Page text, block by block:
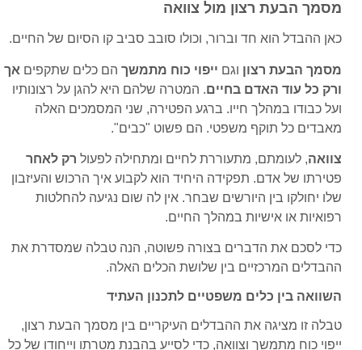
מסמך הבעת רצון מול צוואה
כאן ההבדל הוא חד וברור, וכולו סובב סביב קו הסיום של החיים.
מסמך הבעת רצון וגם ייפוי כוח מתמשך הם כלים שתקפים אך
ורק כל עוד האדם בחיים. המטרה שלהם היא להגן על רצונותיו
ועל כבודו במהלך חייו. ברגע הפטירה, שני המסמכים האלה
מאבדים כל תוקף משפטי. הם פשוט "כבים".
צוואה, לעומתם, מתעוררת לחיים ומתחילה לפעול רק לאחר
פטירתו של אדם. תפקידה היחיד הוא לקבוע איך הרכוש והעיזבון
שלו יחולקו בין היורשים שבחר. אין לה שום נגיעה להחלטות
רפואיות או אישיות במהלך החיים.
כדי לסכם את הדברים בצורה פשוטה, הנה טבלה שמסדרת את
ההבדלים המרכזיים בין שלושת הכלים האלה.
השוואה בין כלים משפטיים לתכנון העתיד
טבלה זו מציגה את ההבדלים העיקריים בין מסמך הבעת רצון,
ייפוי כוח מתמשך וצוואה, כדי לסייע בהבנת מטרתו וייחודו של כל